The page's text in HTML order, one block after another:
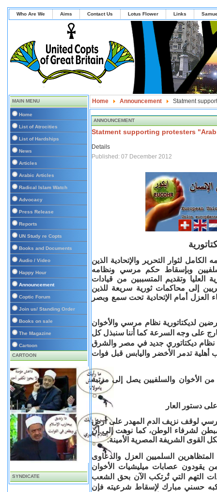
Who Are We Aims Contact Us Lotus Flower Links
MAIN MENU
Home
List of Atrocities
List of Hardships
News
Articles
Arabic Articles
Radical Islam Watch
Advocacy
Press Release
Reports
UN Study re Copts
Books and Documents
Audio / Video
Happy Hour
Announcement
Coptic Forum
Join us/ Standing Order
Books on sale
The Magazine
Cartoon
CARTOON
SYNDICATE
Home Announcement Statment
ANNOUNCEMENT
Statment supporting protesters
Details
Published: 07 December 2012
لثوار التحرير والإتحادية الذين
وبإسقاط حكم مرسي ونظامه
العليا وتقديم المتسببين من قيادات
إلى محاكمات ثورية سريعة للذين
العزل أمام الإتحادية تحت سمع وبصر
لديكتاتورية نظام مرسي والأخوان
على وجه السرعة كما أننا سنبذل كل
نظام ديكتاتوري جديد في مصر والشرق
تدمر الأخضر واليابس قبل فوات
الأخوان والسلفيين يصل إلى مرتبة
دستور العار
لوقف نزيف الدم المهدر على أرض
لشرفاء الوطن، كما نوهت إلى أن
القوى الشريفة المصرية الأمينة.
السلميين العزل والدعاوى
يقودون عصابات ميليشيات الأخوان
التهم التي تُرتكب الآن بحق الشعب
حسني مبارك لإسقاط شرعيته فإن